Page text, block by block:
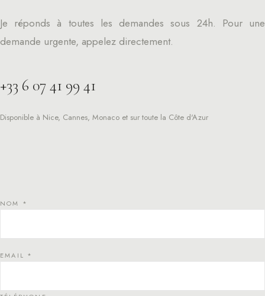
Je réponds à toutes les demandes sous 24h. Pour une
demande urgente, appelez directement.
+33 6 07 41 99 41
Disponible à Nice, Cannes, Monaco et sur toute la Côte d'Azur
NOM *
EMAIL *